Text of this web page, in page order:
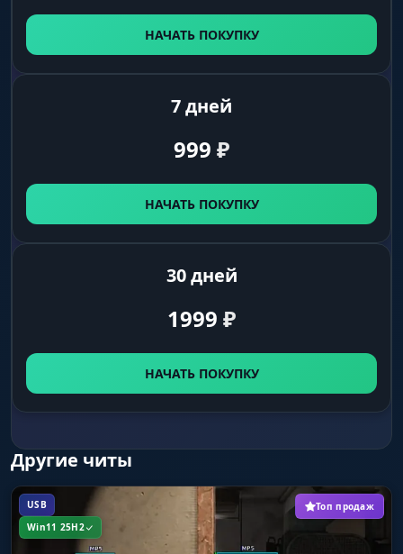
НАЧАТЬ ПОКУПКУ
7 дней
999 ₽
НАЧАТЬ ПОКУПКУ
30 дней
1999 ₽
НАЧАТЬ ПОКУПКУ
Другие читы
USB
Win11 25H2
Топ продаж